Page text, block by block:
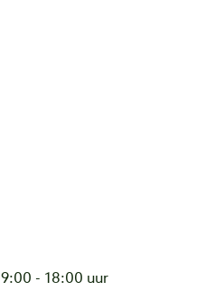
9:00 - 18:00 uur